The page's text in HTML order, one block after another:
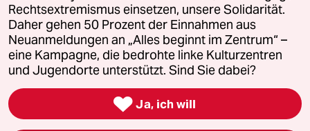
Feedback Redaktionsstatut Kommune-Richtlinien
Leitlinie Informant Datenschutz Impressum AGB
Seitenwende Einwilligungen widerrufen (Ads)
Rechtsextremismus einsetzen, unsere Solidarität.
Daher gehen 50 Prozent der Einnahmen aus
Neuanmeldungen an „Alles beginnt im Zentrum“ –
eine Kampagne, die bedrohte linke Kulturzentren
und Jugendorte unterstützt. Sind Sie dabei?
 Ja, ich will